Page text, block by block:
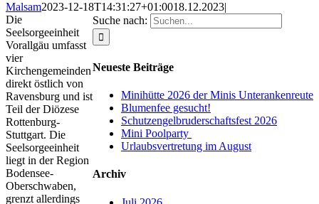
Malsam2023-12-18T14:31:27+01:0018.12.2023|
Suche nach:
Neueste Beiträge
Minihütte 2026 der Minis Unterankenreute
Blumenfee gesucht!
Schutzengelbruderschaftsfest 2026
Mini Poolparty
Urlaubsvertretung im August
Archiv
Die
Seelsorgeeinheit
Vorallgäu umfasst
vier
Kirchengemeinden
direkt östlich von
Ravensburg und ist
Teil der Diözese
Rottenburg-
Stuttgart. Die
Seelsorgeeinheit
liegt in der Region
Bodensee-
Oberschwaben,
grenzt allerdings